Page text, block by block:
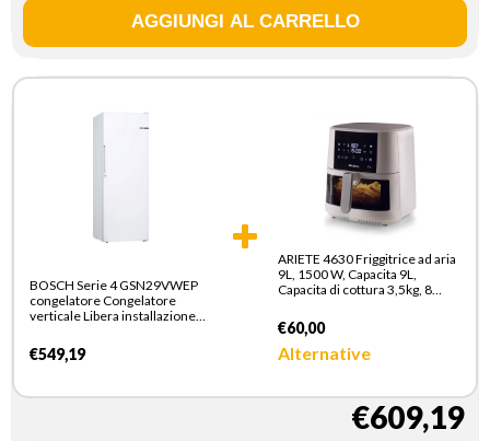
BOSCH Serie 4 GSN29VWEP
congelatore Congelatore
verticale Libera installazione
€549,19
ARIETE 4630 Friggitrice ad aria
9L, 1500 W, Capacita 9L,
Capacita di cottura 3,5kg, 8
Temperatura fino a 200°,
Cestello trasparente per
controllo cottura, Bianco
€60,00
Alternative
€609,19